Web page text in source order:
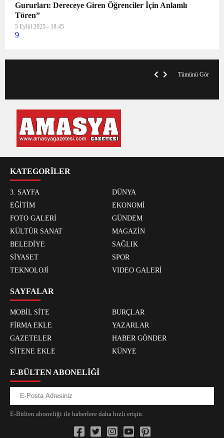
Gururları: Dereceye Giren Öğrenciler İçin Anlamlı
Tören”
5 Eylül 2025 - 18:45
9
Tümünü Gör
KATEGORİLER
3. SAYFA
DÜNYA
EĞİTİM
EKONOMİ
FOTO GALERİ
GÜNDEM
KÜLTÜR SANAT
MAGAZİN
BELEDİYE
SAĞLIK
SİYASET
SPOR
TEKNOLOJİ
VIDEO GALERİ
SAYFALAR
MOBİL SİTE
BURÇLAR
FİRMA EKLE
YAZARLAR
GAZETELER
HABER GÖNDER
SİTENE EKLE
KÜNYE
E-BÜLTEN ABONELİĞİ
E-Bülten aboneliği ile haberlere daha hızlı erişin.